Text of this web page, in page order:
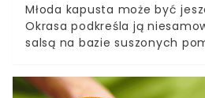
Młoda kapusta może być
Okrasa podkreśla ją
salsą na bazie suszonych
wydobywa z warzywa to, co
spróbować.